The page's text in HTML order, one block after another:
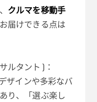
クルマを移動手
届けできる点は
ルタント )：
ザインや多彩なバ
り、「選ぶ楽し